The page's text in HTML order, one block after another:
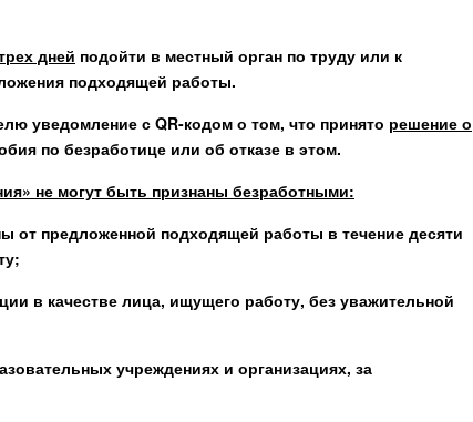
дней подойти в местный орган по труду или к
подходящей работы.
уведомление с QR-кодом о том, что принято решение о
по безработице или об отказе в этом.
не могут быть признаны безработными:
предложенной подходящей работы в течение десяти
в качестве лица, ищущего работу, без уважительной
учреждениях и организациях, за